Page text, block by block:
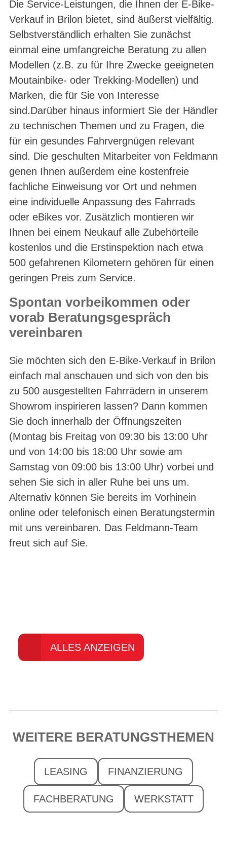
Die Service-Leistungen, die Ihnen der E-Bike-
Verkauf in Brilon bietet, sind äußerst vielfältig.
Selbstverständlich erhalten Sie zunächst
einmal eine umfangreiche Beratung zu allen
Modellen (z.B. zu für Ihre Zwecke geeigneten
Moutainbike- oder Trekking-Modellen) und
Marken, die für Sie von Interesse
sind.Darüber hinaus informiert Sie der Händler
zu technischen Themen und zu Fragen, die
für ein gesundes Fahrvergnügen relevant
sind. Die geschulten Mitarbeiter von Feldmann
genen Ihnen außerdem eine kostenfreie
fachliche Einweisung vor Ort und nehmen
eine individuelle Anpassung des Fahrrads
oder eBikes vor. Zusätzlich montieren wir
Ihnen bei einem Neukauf alle Zubehörteile
kostenlos und die Erstinspektion nach etwa
500 gefahrenen Kilometern gehören für einen
geringen Preis zum Service.
Spontan vorbeikommen oder
vorab Beratungsgespräch
vereinbaren
Sie möchten sich den E-Bike-Verkauf in Brilon
einfach mal anschauen und sich von den bis
zu 500 ausgestellten Fahrrädern in unserem
Showrom inspirieren lassen? Dann kommen
Sie doch innerhalb der Öffnungszeiten
(Montag bis Freitag von 09:30 bis 13:00 Uhr
und von 14:00 bis 18:00 Uhr sowie am
Samstag von 09:00 bis 13:00 Uhr) vorbei und
sehen Sie sich in aller Ruhe bei uns um.
Alternativ können Sie bereits im Vorhinein
online oder telefonisch einen Beratungstermin
mit uns vereinbaren. Das Feldmann-Team
freut sich auf Sie.
ALLES ANZEIGEN
WEITERE BERATUNGSTHEMEN
LEASING FINANZIERUNG
FACHBERATUNG WERKSTATT